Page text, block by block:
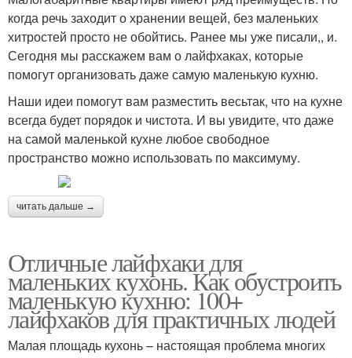
когда речь заходит о хранении вещей, без маленьких
хитростей просто не обойтись. Ранее мы уже писали,, и.
Сегодня мы расскажем вам о лайфхаках, которые
помогут организовать даже самую маленькую кухню.
Наши идеи помогут вам разместить весьтак, что на кухне
всегда будет порядок и чистота. И вы увидите, что даже
на самой маленькой кухне любое свободное
пространство можно использовать по максимуму.
читать дальше →
Отличные лайфхаки для
маленьких кухонь. Как обустроить
маленькую кухню: 100+
лайфхаков для практичных людей
Малая площадь кухонь – настоящая проблема многих